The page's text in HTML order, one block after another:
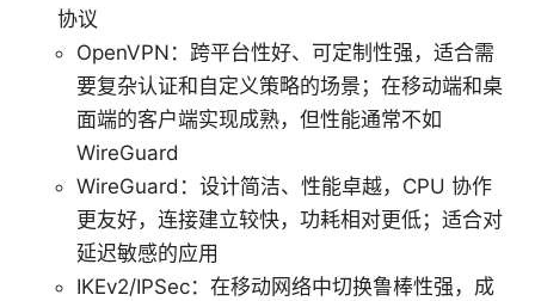
协议
OpenVPN：跨平台性好、可定制性强，适合需
要复杂认证和自定义策略的场景；在移动端和桌
面端的客户端实现成熟，但性能通常不如
WireGuard
WireGuard：设计简洁、性能卓越，CPU 协作
更友好，连接建立较快，功耗相对更低；适合对
延迟敏感的应用
IKEv2/IPSec：在移动网络中切换鲁棒性强，成